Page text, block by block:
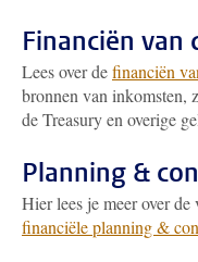
Financiën
Lees over definanciën
bronnen van inkomsten,
de Treasury en overige
Planning &
Hier lees je meer over
financiële planning &